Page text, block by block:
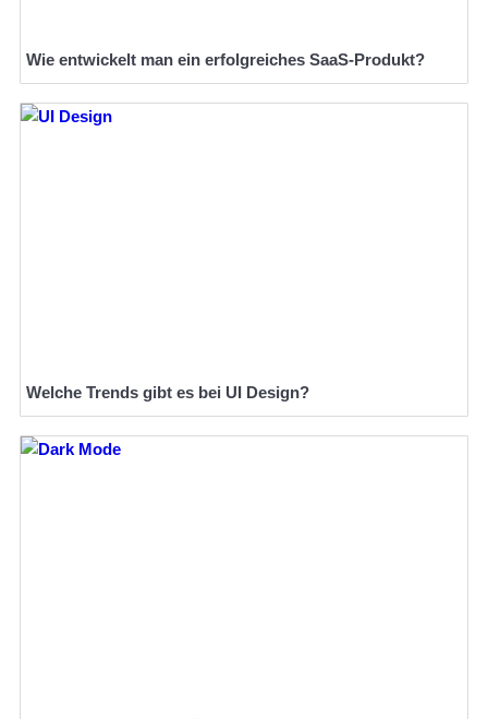
Wie entwickelt man ein erfolgreiches SaaS-Produkt?
Welche Trends gibt es bei UI Design?